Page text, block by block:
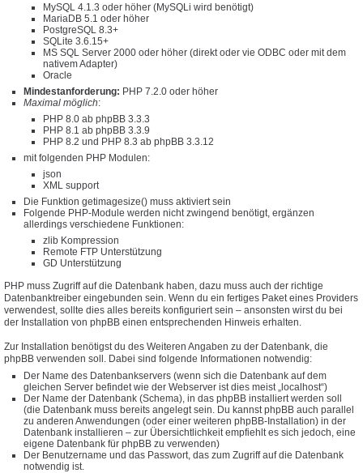
MySQL 4.1.3 oder höher (MySQLi wird benötigt)
MariaDB 5.1 oder höher
PostgreSQL 8.3+
SQLite 3.6.15+
MS SQL Server 2000 oder höher (direkt oder vie ODBC oder mit dem
nativem Adapter)
Oracle
Mindestanforderung: PHP 7.2.0 oder höher
Maximal möglich:
PHP 8.0 ab phpBB 3.3.3
PHP 8.1 ab phpBB 3.3.9
PHP 8.2 und PHP 8.3 ab phpBB 3.3.12
mit folgenden PHP Modulen:
json
XML support
Die Funktion getimagesize() muss aktiviert sein
Folgende PHP-Module werden nicht zwingend benötigt, ergänzen
allerdings verschiedene Funktionen:
zlib Kompression
Remote FTP Unterstützung
GD Unterstützung
PHP muss Zugriff auf die Datenbank haben, dazu muss auch der richtige
Datenbanktreiber eingebunden sein. Wenn du ein fertiges Paket eines Providers
verwendest, sollte dies alles bereits konfiguriert sein – ansonsten wirst du bei
der Installation von phpBB einen entsprechenden Hinweis erhalten.
Zur Installation benötigst du des Weiteren Angaben zu der Datenbank, die
phpBB verwenden soll. Dabei sind folgende Informationen notwendig:
Der Name des Datenbankservers (wenn sich die Datenbank auf dem
gleichen Server befindet wie der Webserver ist dies meist „localhost“)
Der Name der Datenbank (Schema), in das phpBB installiert werden soll
(die Datenbank muss bereits angelegt sein. Du kannst phpBB auch parallel
zu anderen Anwendungen (oder einer weiteren phpBB-Installation) in der
Datenbank installieren – zur Übersichtlichkeit empfiehlt es sich jedoch, eine
eigene Datenbank für phpBB zu verwenden)
Der Benutzername und das Passwort, das zum Zugriff auf die Datenbank
notwendig ist.